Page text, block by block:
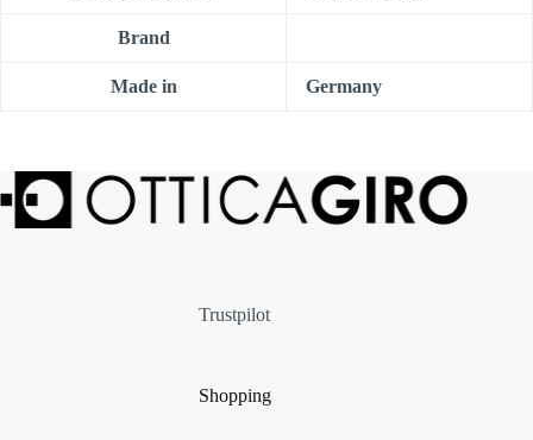
Brand
Made in Germany
Trustpilot
Shopping